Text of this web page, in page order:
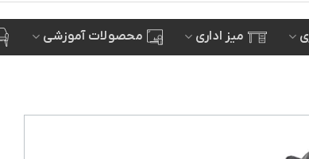
میز اداری محصولات آموزشی